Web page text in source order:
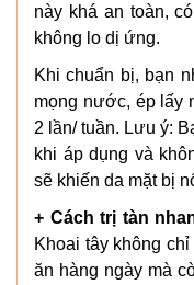
này khá an toàn,
không lo dị ứng.
Khi chuẩn bị, bạn
mọng nước, ép lấy
2 lần/ tuần. Lưu ý:
khi áp dụng và
sẽ khiến da mặt bị
+ Cách trị tàn
Khoai tây không
ăn hàng ngày mà